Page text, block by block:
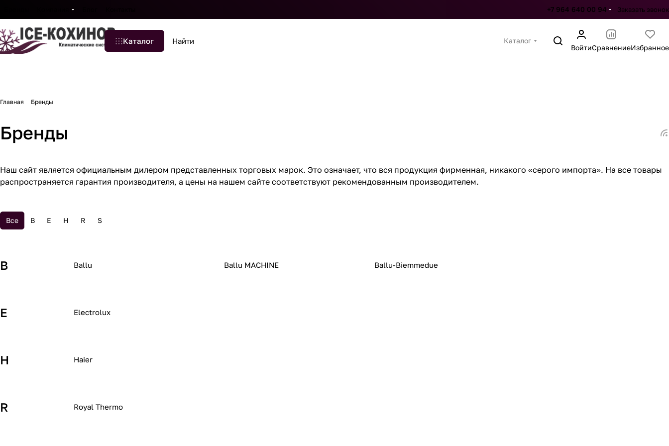
+7 964 640 00 94 Заказать звонок
Каталог
Каталог
ВойтиСравнениеИзбранное
Главная Бренды
Бренды
Наш сайт является официальным дилером представленных торговых марок. Это означает, что вся продукция фирменная, никакого «серого импорта». На все товары
распространяется гарантия производителя, а цены на нашем сайте соответствуют рекомендованным производителем.
Все B E H R S
B Ballu Ballu MACHINE Ballu-Biemmedue
E Electrolux
H Haier
R Royal Thermo